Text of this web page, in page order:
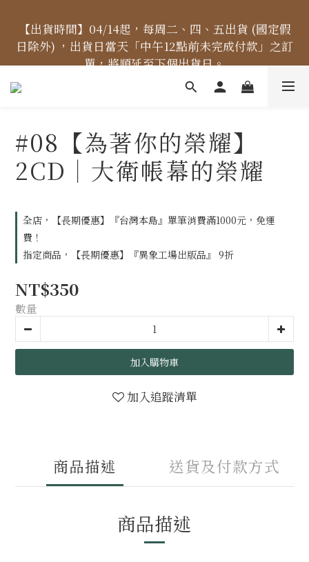
折扣一律購物車計算。
日除外) ，出貨日當天「中午12點前未完成付款」之訂
單，將順延至下個出貨日。
【免運金額】台灣地區全站滿1000元免運費！
【價格標示更新】異象出版品-價格標示更新為原價，
折扣一律購物車計算。
#08【為著你的榮耀】
2CD｜大衛帳幕的榮耀
全店，【長期優惠】『台灣本島』單筆消費滿1000元，免運
費！
指定商品，【長期優惠】『異象工場出版品』 9折
NT$350
數量
加入購物車
加入追蹤清單
商品描述 送貨及付款方式
商品描述